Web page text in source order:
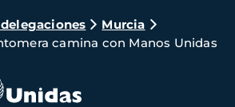
Murcia
camina con Manos Unidas